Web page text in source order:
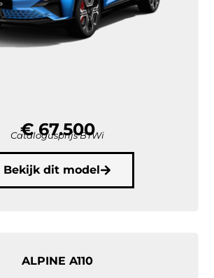
€ 67.500
Catalogusprijs BTWi
Bekijk dit model
ALPINE A110